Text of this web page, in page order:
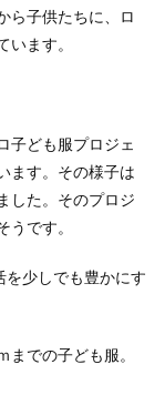
ら子供たちに、ロ
ます。
子ども服プロジェ
ます。その様子は
した。そのプロジ
うです。
を少しでも豊かにす
までの子ども服。